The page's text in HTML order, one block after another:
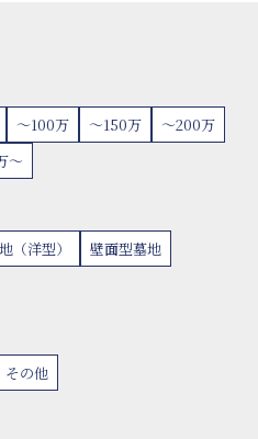
〜100万 〜150万
〜200万
〜
（洋型）
壁面型墓地
その他